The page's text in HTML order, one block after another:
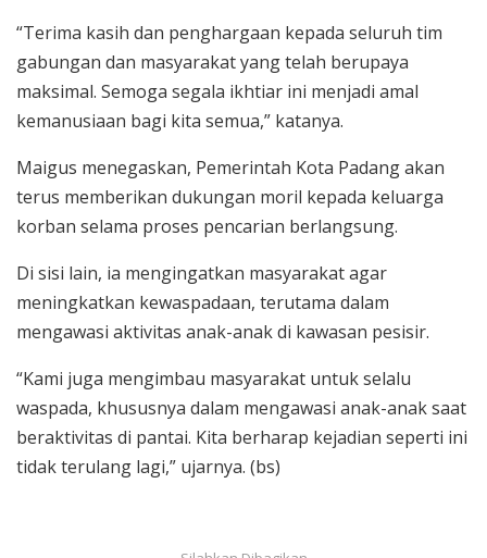
“Terima kasih dan penghargaan kepada seluruh tim
gabungan dan masyarakat yang telah berupaya
maksimal. Semoga segala ikhtiar ini menjadi amal
kemanusiaan bagi kita semua,” katanya.
Maigus menegaskan, Pemerintah Kota Padang akan
terus memberikan dukungan moril kepada keluarga
korban selama proses pencarian berlangsung.
Di sisi lain, ia mengingatkan masyarakat agar
meningkatkan kewaspadaan, terutama dalam
mengawasi aktivitas anak-anak di kawasan pesisir.
“Kami juga mengimbau masyarakat untuk selalu
waspada, khususnya dalam mengawasi anak-anak saat
beraktivitas di pantai. Kita berharap kejadian seperti ini
tidak terulang lagi,” ujarnya. (bs)